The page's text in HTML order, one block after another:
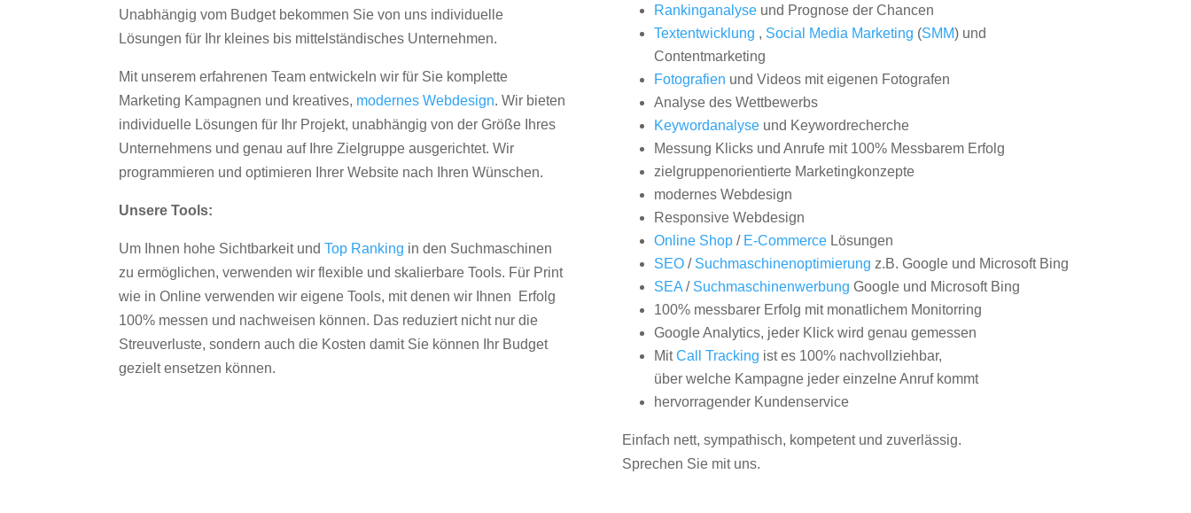
Unabhängig vom Budget bekommen Sie von uns individuelle
Lösungen für Ihr kleines bis mittelständisches Unternehmen.
Mit unserem erfahrenen Team entwickeln wir für Sie komplette
Marketing Kampagnen und kreatives, modernes Webdesign. Wir bieten
individuelle Lösungen für Ihr Projekt, unabhängig von der Größe Ihres
Unternehmens und genau auf Ihre Zielgruppe ausgerichtet. Wir
programmieren und optimieren Ihrer Website nach Ihren Wünschen.
Unsere Tools:
Um Ihnen hohe Sichtbarkeit undTop Ranking in den Suchmaschinen
zu ermöglichen, verwenden wir flexible und skalierbare Tools. Für Print
wie in Online verwenden wir eigene Tools, mit denen wir Ihnen Erfolg
100% messen und nachweisen können. Das reduziert nicht nur die
Streuverluste, sondern auch die Kosten damit Sie können Ihr Budget
gezielt ensetzen können.
Rankinganalyseund Prognose der Chancen
Textentwicklung , Social Media Marketing (SMM) und
Contentmarketing
Fotografien und Videos mit eigenen Fotografen
Analyse des Wettbewerbs
Keywordanalyseund Keywordrecherche
Messung Klicks und Anrufe mit 100% Messbarem Erfolg
zielgruppenorientierte Marketingkonzepte
modernes Webdesign
Responsive Webdesign
Online Shop/ E-CommerceLösungen
SEO/ Suchmaschinenoptimierung z.B. Google und Microsoft Bing
SEA/ Suchmaschinenwerbung Google und Microsoft Bing
100% messbarer Erfolg mit monatlichem Monitorring
Google Analytics, jeder Klick wird genau gemessen
MitCall Tracking ist es 100% nachvollziehbar,
über welche Kampagne jeder einzelne Anruf kommt
hervorragender Kundenservice
Einfach nett, sympathisch, kompetent und zuverlässig.
Sprechen Sie mit uns.